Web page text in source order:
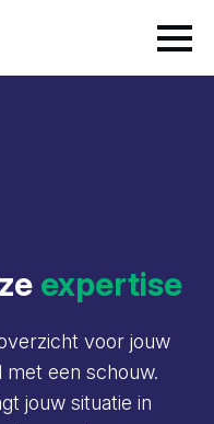
expertise
voor jouw
met een schouw.
jouw situatie in